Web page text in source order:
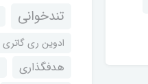
تندخوانی
ادوین ری گاتری
هدفگذاری